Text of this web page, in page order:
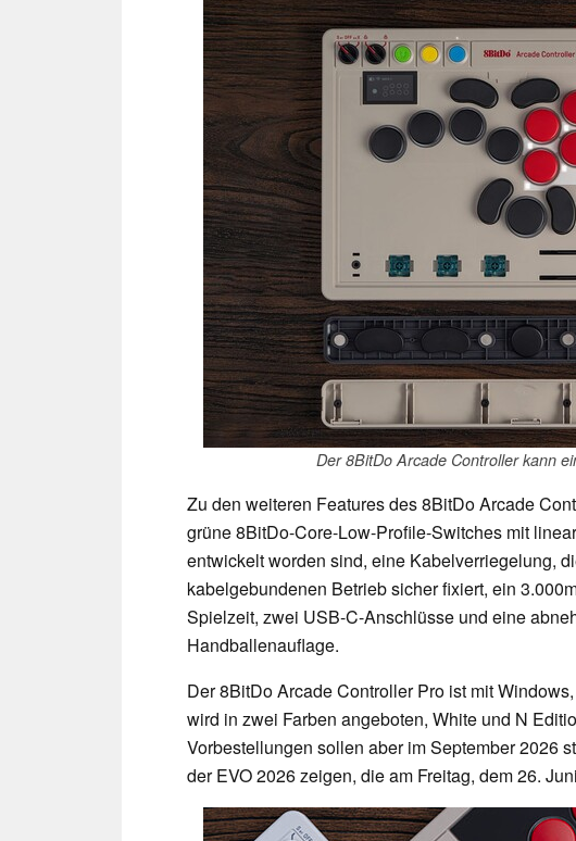
Der 8BitDo Arcade Controller kann
Zu den weiteren Features des 8BitDo Arcade
grüne 8BitDo-Core-Low-Profile-Switches mit
entwickelt worden sind, eine Kabelverriegelung,
kabelgebundenen Betrieb sicher fixiert, ein
Spielzeit, zwei USB-C-Anschlüsse und eine
Handballenauflage.
Der 8BitDo Arcade Controller Pro ist mit
wird in zwei Farben angeboten, White und N
Vorbestellungen sollen aber im September 2026
der EVO 2026 zeigen, die am Freitag, dem 26.